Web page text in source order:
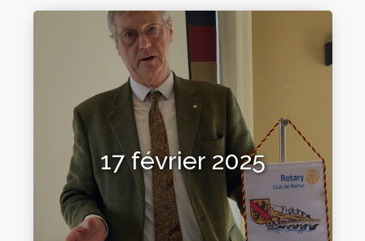
17 février 2025